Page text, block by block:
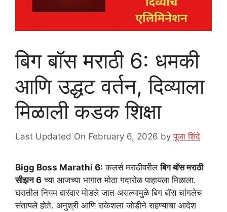
बिग बॉस मराठी 6: धमकी
आणि उद्धट वर्तन, दिव्याला
मिळाली कडक शिक्षा
Last Updated On February 6, 2026 byपूजा शिंदे
Bigg Boss Marathi 6: कलर्स मराठीवरीलबिग बॉस मराठी
सीझन 6 च्या आजच्या भागात मोठा गदारोळ पाहायला मिळाला.
घरातील नियम वारंवार मोडले जात असल्यामुळे बिग बॉस चांगलेच
संतापले होते. अनुश्री आणि राकेशला जोडीने राहण्याचा आदेश